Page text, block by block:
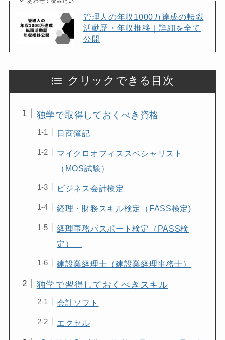
管理人の年収1000万達成の転職
活動歴・年収推移｜詳細を全て
公開
クリックできる目次
独学で取得しておくべき資格
日商簿記
マイクロオフィススペシャリスト
（MOS試験）
ビジネス会計検定
経理・財務スキル検定（FASS検定)
経理事務パスポート検定（PASS検
定）
建設業経理士（建設業経理事務士）
独学で習得しておくべきスキル
会計ソフト
エクセル